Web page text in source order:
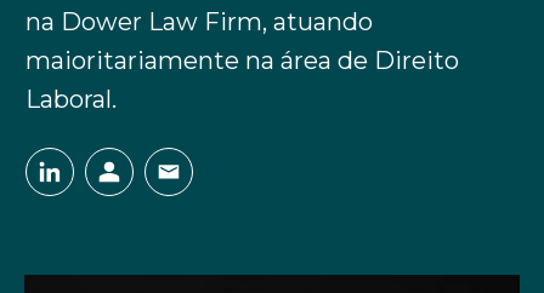
na Dower Law Firm, atuando
maioritariamente na área de Direito
Laboral.